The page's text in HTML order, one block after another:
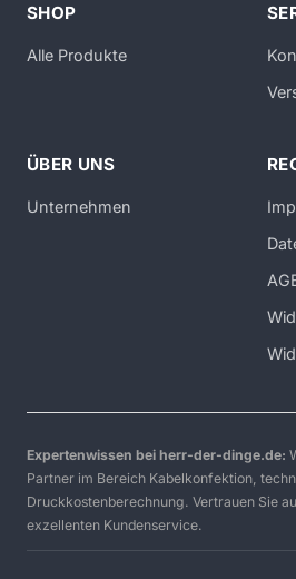
SHOP
Alle Produkte
ÜBER UNS
Unternehmen
Expertenwissen bei herr-der-dinge.de:
Partner im Bereich Kabelkonfektion,
Druckkostenberechnung. Vertrauen Sie
exzellenten Kundenservice.